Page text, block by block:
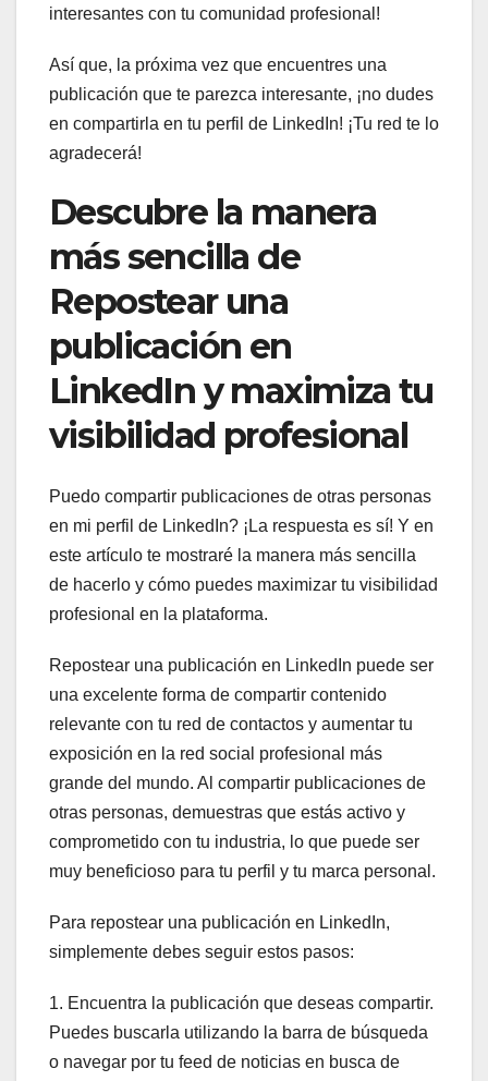
interesantes con tu comunidad profesional!
Así que, la próxima vez que encuentres una
publicación que te parezca interesante, ¡no dudes
en compartirla en tu perfil de LinkedIn! ¡Tu red te lo
agradecerá!
Descubre la manera
más sencilla de
Repostear una
publicación en
LinkedIn y maximiza tu
visibilidad profesional
Puedo compartir publicaciones de otras personas
en mi perfil de LinkedIn? ¡La respuesta es sí! Y en
este artículo te mostraré la manera más sencilla
de hacerlo y cómo puedes maximizar tu visibilidad
profesional en la plataforma.
Repostear una publicación en LinkedIn puede ser
una excelente forma de compartir contenido
relevante con tu red de contactos y aumentar tu
exposición en la red social profesional más
grande del mundo. Al compartir publicaciones de
otras personas, demuestras que estás activo y
comprometido con tu industria, lo que puede ser
muy beneficioso para tu perfil y tu marca personal.
Para repostear una publicación en LinkedIn,
simplemente debes seguir estos pasos:
1. Encuentra la publicación que deseas compartir.
Puedes buscarla utilizando la barra de búsqueda
o navegar por tu feed de noticias en busca de